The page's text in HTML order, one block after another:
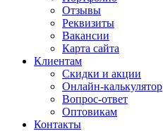
Отзывы
Реквизиты
Вакансии
Карта сайта
Клиентам
Скидки и акции
Онлайн-калькулятор
Вопрос-ответ
Оптовикам
Контакты